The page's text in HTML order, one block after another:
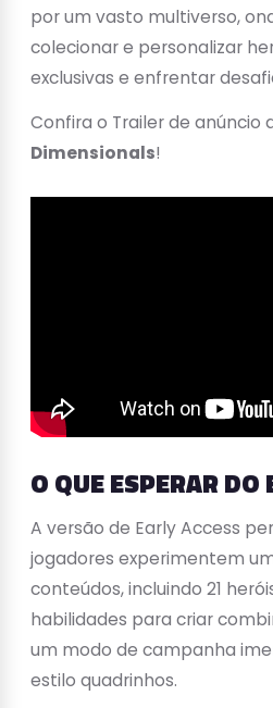
por um vasto multiverso,
colecionar e personalizar
exclusivas e enfrentar
Confira o Trailer de anúncio
Dimensionals!
O QUE ESPERAR DO
A versão de Early Access
jogadores experimentem
conteúdos, incluindo 21
habilidades para criar
um modo de campanha
estilo quadrinhos.